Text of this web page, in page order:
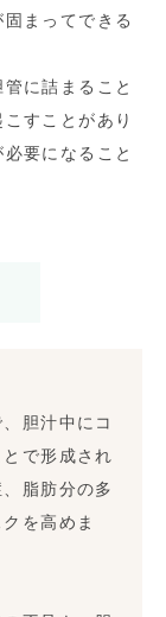
まってできる
に詰まること
すことがあり
要になること
胆汁中にコ
で形成され
脂肪分の多
を高めま